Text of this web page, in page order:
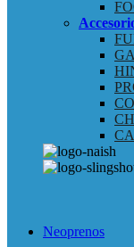
Neoprenos